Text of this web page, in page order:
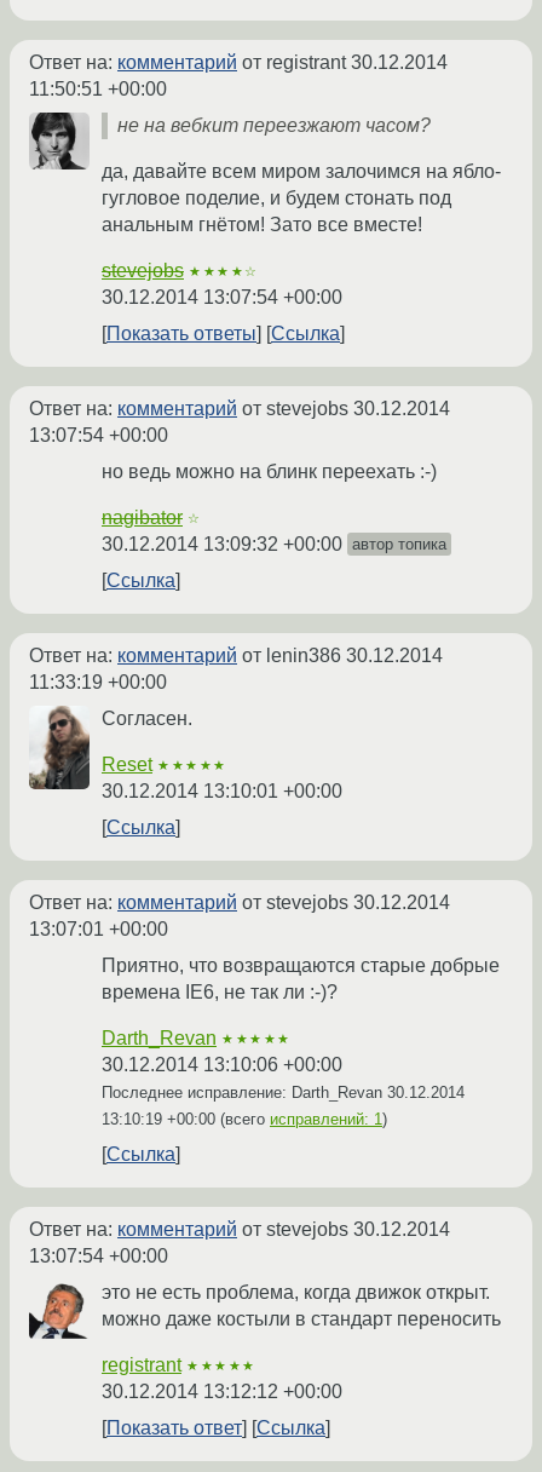
Ответ на: комментарий от registrant30.12.2014
11:50:51 +00:00
не на вебкит переезжают часом?
да, давайте всем миром залочимся на ябло-
гугловое поделие, и будем стонать под
анальным гнётом! Зато все вместе!
stevejobs ★★★★☆
30.12.2014 13:07:54 +00:00
Показать ответы
Ссылка
Ответ на: комментарий от stevejobs 30.12.2014
13:07:54 +00:00
но ведь можно на блинк переехать :-)
nagibator ☆
30.12.2014 13:09:32 +00:00 автор топика
Ссылка
Ответ на: комментарий от lenin386 30.12.2014
11:33:19 +00:00
Согласен.
Reset ★★★★★
30.12.2014 13:10:01 +00:00
Ссылка
Ответ на: комментарий от stevejobs 30.12.2014
13:07:01 +00:00
Приятно, что возвращаются старые добрые
времена IE6, не так ли :-)?
Darth_Revan ★★★★★
30.12.2014 13:10:06 +00:00
Последнее исправление: Darth_Revan 30.12.2014
13:10:19 +00:00 (всего исправлений: 1)
Ссылка
Ответ на: комментарий от stevejobs 30.12.2014
13:07:54 +00:00
это не есть проблема, когда движок открыт.
можно даже костыли в стандарт переносить
registrant ★★★★★
30.12.2014 13:12:12 +00:00
Показать ответ
Ссылка